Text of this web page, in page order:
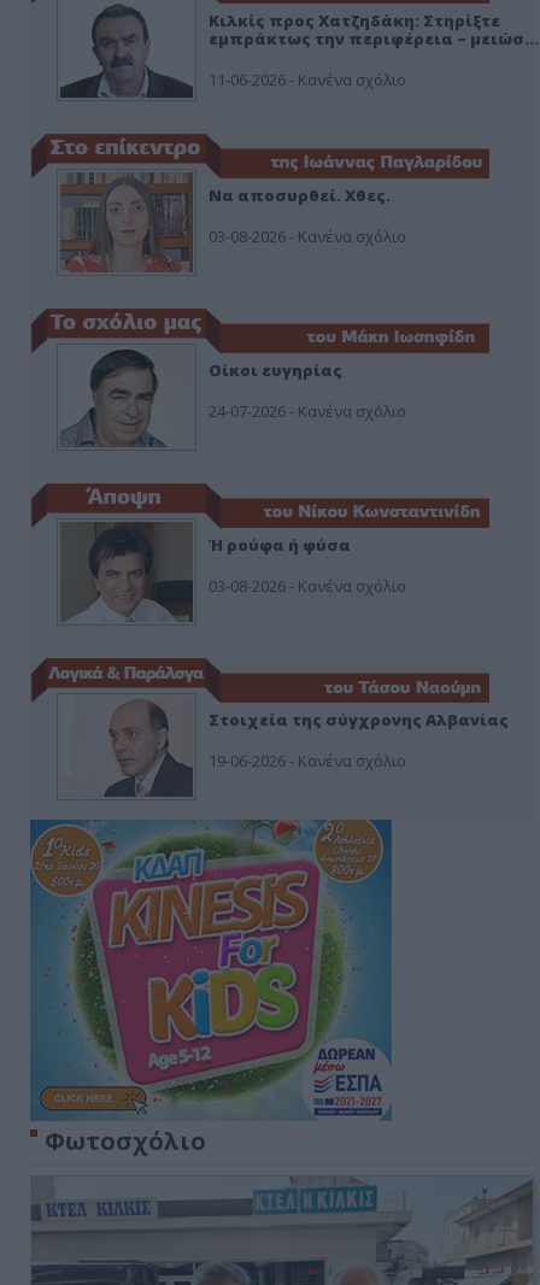
Κιλκίς προς Χατζηδάκη: Στηρίξτε
εμπράκτως την περιφέρεια – μειώσ…
11-06-2026 - Κανένα σχόλιο
Να αποσυρθεί. Χθες.
03-08-2026 - Κανένα σχόλιο
Οίκοι ευγηρίας
24-07-2026 - Κανένα σχόλιο
Ή ρούφα ή φύσα
03-08-2026 - Κανένα σχόλιο
Στοιχεία της σύγχρονης Αλβανίας
19-06-2026 - Κανένα σχόλιο
Φωτοσχόλιο